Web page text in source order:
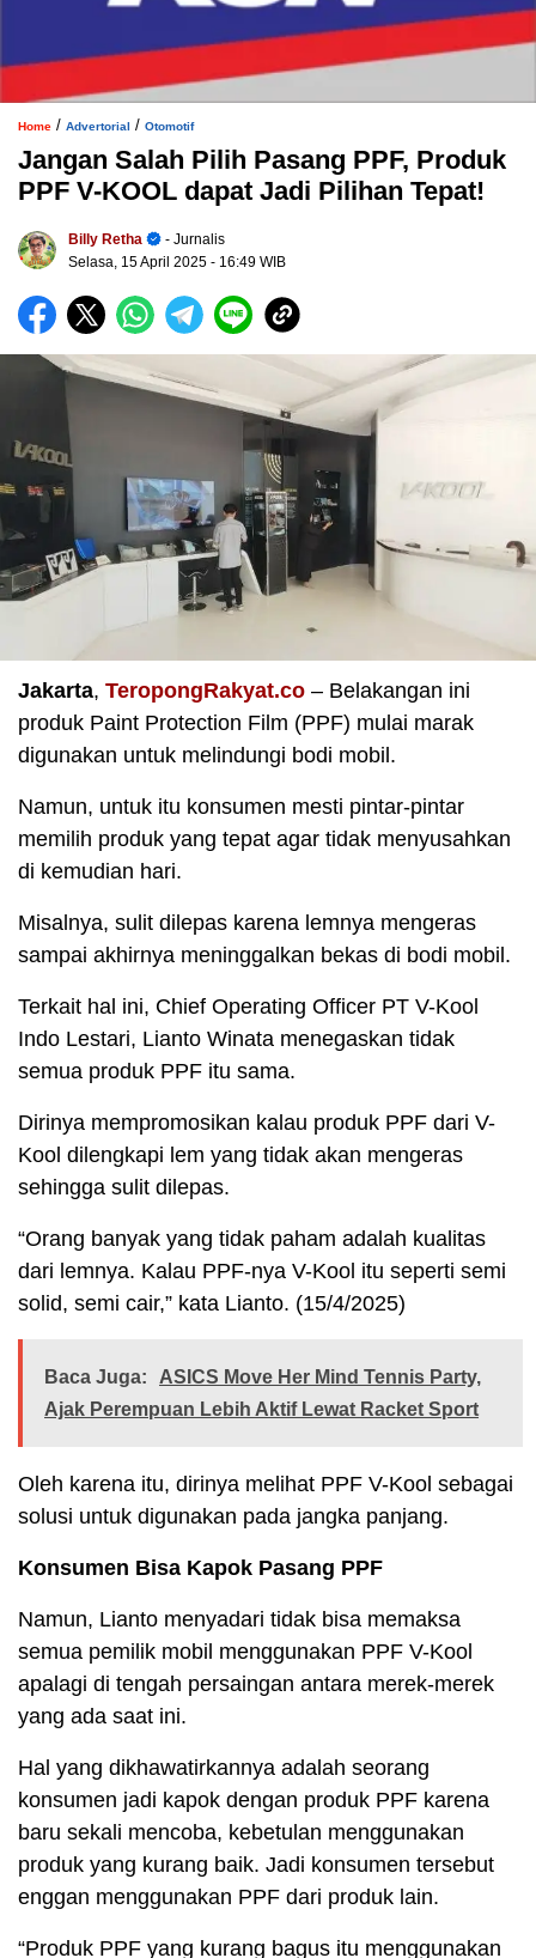
Home / Advertorial / Otomotif
Jangan Salah Pilih Pasang PPF, Produk
PPF V-KOOL dapat Jadi Pilihan Tepat!
Billy Retha
- Jurnalis
Selasa, 15 April 2025 - 16:49 WIB
Jakarta, TeropongRakyat.co – Belakangan ini
produk Paint Protection Film (PPF) mulai marak
digunakan untuk melindungi bodi mobil.
Namun, untuk itu konsumen mesti pintar-pintar
memilih produk yang tepat agar tidak menyusahkan
di kemudian hari.
Misalnya, sulit dilepas karena lemnya mengeras
sampai akhirnya meninggalkan bekas di bodi mobil.
Terkait hal ini, Chief Operating Officer PT V-Kool
Indo Lestari, Lianto Winata menegaskan tidak
semua produk PPF itu sama.
Dirinya mempromosikan kalau produk PPF dari V-
Kool dilengkapi lem yang tidak akan mengeras
sehingga sulit dilepas.
“Orang banyak yang tidak paham adalah kualitas
dari lemnya. Kalau PPF-nya V-Kool itu seperti semi
solid, semi cair,” kata Lianto. (15/4/2025)
Baca Juga:
ASICS Move Her Mind Tennis Party,
Ajak Perempuan Lebih Aktif Lewat Racket Sport
Oleh karena itu, dirinya melihat PPF V-Kool sebagai
solusi untuk digunakan pada jangka panjang.
Konsumen Bisa Kapok Pasang PPF
Namun, Lianto menyadari tidak bisa memaksa
semua pemilik mobil menggunakan PPF V-Kool
apalagi di tengah persaingan antara merek-merek
yang ada saat ini.
Hal yang dikhawatirkannya adalah seorang
konsumen jadi kapok dengan produk PPF karena
baru sekali mencoba, kebetulan menggunakan
produk yang kurang baik. Jadi konsumen tersebut
enggan menggunakan PPF dari produk lain.
“Produk PPF yang kurang bagus itu menggunakan